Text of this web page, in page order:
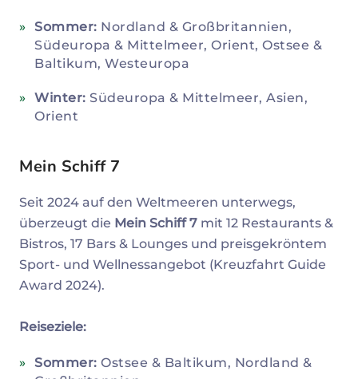
Sommer: Nordland & Großbritannien,
Südeuropa & Mittelmeer, Orient, Ostsee &
Baltikum, Westeuropa
Winter: Südeuropa & Mittelmeer, Asien,
Orient
Mein Schiff 7
Seit 2024 auf den Weltmeeren unterwegs,
überzeugt die Mein Schiff 7 mit 12 Restaurants &
Bistros, 17 Bars & Lounges und preisgekröntem
Sport- und Wellnessangebot (Kreuzfahrt Guide
Award 2024).
Reiseziele:
Sommer: Ostsee & Baltikum, Nordland &